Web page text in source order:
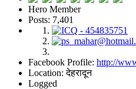
Hero Member
Posts: 7,401
Facebook Profile: http://
Location: देहरादून
Logged